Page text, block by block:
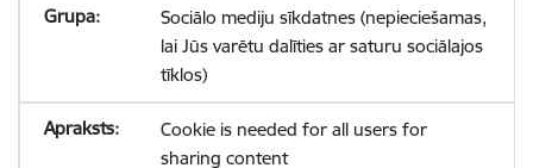
Sociālo mediju sīkdatnes (nepieciešamas,
lai Jūs varētu dalīties ar saturu sociālajos
tīklos)
Cookie is needed for all users for
sharing content